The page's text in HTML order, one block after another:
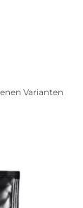
Varianten